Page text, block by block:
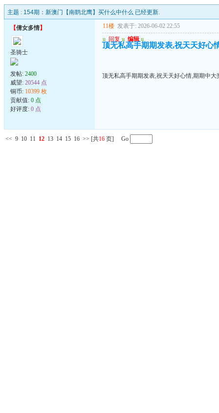
主题 : 154期：新澳门【南鹞北鹰】买什么中什么 已经更新.
【倩女多情】
圣骑士
发帖: 2400
威望: 20544 点
铜币: 10399 枚
贡献值: 0 点
好评度: 0 点
11楼 发表于: 2026-06-02 22:55
u 回复 u 编辑 u
顶无私高手期期发表,祝天天好心
顶无私高手期期发表,祝天天好心情,期期中大
<< 9 10 11 12 13 14 15 16 >> [共16 页] Go